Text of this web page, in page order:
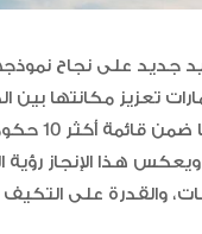
جديد على نجاح
تعزيز مكانتها
ويعكس هذا الإنجاز
والقدرة على التكيف